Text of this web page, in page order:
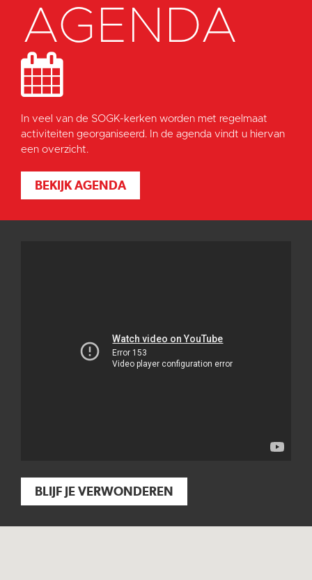
AGENDA
In veel van de SOGK-kerken worden met regelmaat
activiteiten georganiseerd. In de agenda vindt u hiervan
een overzicht.
BEKIJK AGENDA
BLIJF JE VERWONDEREN